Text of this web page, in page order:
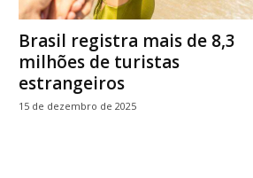
Brasil registra mais de 8,3
milhões de turistas
estrangeiros
15 de dezembro de 2025